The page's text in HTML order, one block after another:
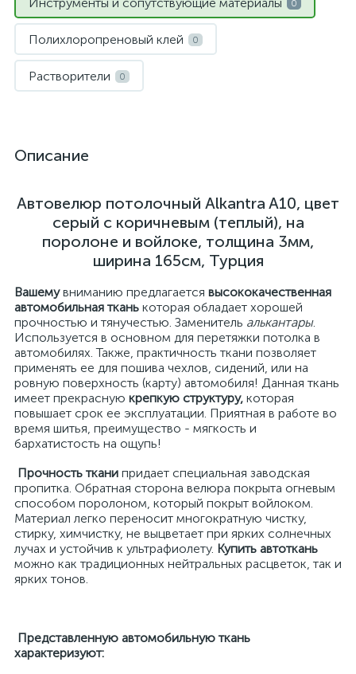
0
Полихлоропреновый клей 0
Растворители 0
Описание
Автовелюр потолочный Alkantra A10, цвет
серый с коричневым (теплый), на
поролоне и войлоке, толщина 3мм,
ширина 165см, Турция
Вашемувниманию предлагается высококачественная
автомобильная ткань которая обладает хорошей
прочностью и тянучестью. Заменитель алькантары.
Используется в основном для перетяжки потолка в
автомобилях. Также, практичность ткани позволяет
применять ее для пошива чехлов, сидений, или на
ровную поверхность (карту) автомобиля! Данная ткань
имеет прекрасную крепкую структуру, которая
повышает срок ее эксплуатации. Приятная в работе во
время шитья, преимущество - мягкость и
бархатистость на ощупь!
Прочность ткани придает специальная заводская
пропитка. Обратная сторона велюра покрыта огневым
способом поролоном, который покрыт войлоком.
Материал легко переносит многократную чистку,
стирку, химчистку, не выцветает при ярких солнечных
лучах и устойчив к ультрафиолету. Купить автоткань
можно как традиционных нейтральных расцветок, так и
ярких тонов.
Представленную автомобильную ткань
характеризуют: